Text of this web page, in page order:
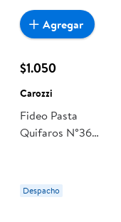
$1.050
Carozzi
Fideo Pasta
Quifaros N°36
Despacho
Agregar